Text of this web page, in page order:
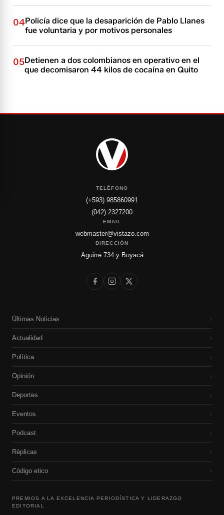
04Policía dice que la desaparición de Pablo Llanes
fue voluntaria y por motivos personales
05Detienen a dos colombianos en operativo en el
que decomisaron 44 kilos de cocaína en Quito
TELÉFONO
(+593) 985860991
(042) 2327200
EMAIL
webmaster@vistazo.com
DIRECCIÓN
Aguirre 734 y Boyacá
Últimas Noticias ›
Actualidad ›
Política ›
Opinión ›
Deportes ›
Eventos ›
Podcast ›
Réplicas ›
Código etico ›
PREMIOS A LA EXCELENCIA PERIODÍSTICA Y LIDERAZGO
EDITORIAL